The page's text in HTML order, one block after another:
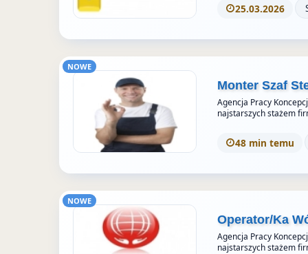
25.03.2026
NOWE
Monter Szaf
Agencja Pracy
najstarszych stażem
48 min temu
NOWE
Operator/Ka
Agencja Pracy
najstarszych stażem